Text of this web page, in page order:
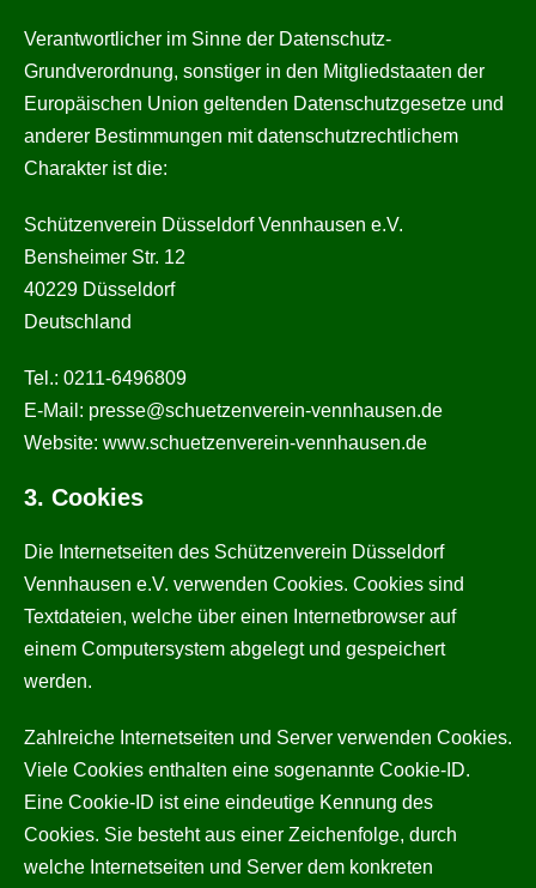
Verantwortlicher im Sinne der Datenschutz-
Grundverordnung, sonstiger in den Mitgliedstaaten der
Europäischen Union geltenden Datenschutzgesetze und
anderer Bestimmungen mit datenschutzrechtlichem
Charakter ist die:
Schützenverein Düsseldorf Vennhausen e.V.
Bensheimer Str. 12
40229 Düsseldorf
Deutschland
Tel.: 0211-6496809
E-Mail: presse@schuetzenverein-vennhausen.de
Website: www.schuetzenverein-vennhausen.de
3. Cookies
Die Internetseiten des Schützenverein Düsseldorf
Vennhausen e.V. verwenden Cookies. Cookies sind
Textdateien, welche über einen Internetbrowser auf
einem Computersystem abgelegt und gespeichert
werden.
Zahlreiche Internetseiten und Server verwenden Cookies.
Viele Cookies enthalten eine sogenannte Cookie-ID.
Eine Cookie-ID ist eine eindeutige Kennung des
Cookies. Sie besteht aus einer Zeichenfolge, durch
welche Internetseiten und Server dem konkreten